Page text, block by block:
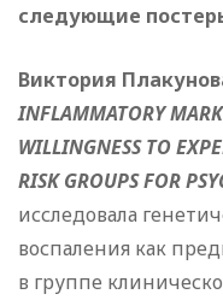
следующие
Виктория
INFLAMMATORY
WILLINGNESS TO
RISK GROUPS FOR
исследовала
воспаления как
в группе